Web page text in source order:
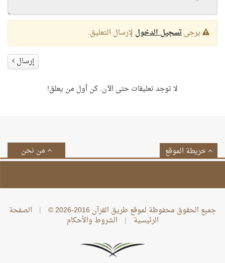
يرجىتسجيل الدخول لإرسال التعليق.
إرسال
لا توجد تعليقات حتى الآن. كن أول من يعلق!
من نحن خريطة الموقع
جميع الحقوق محفوظة لموقع طريق القرآن 2016-2026 © | الصفحة
الرئيسية | الشروط والأحكام